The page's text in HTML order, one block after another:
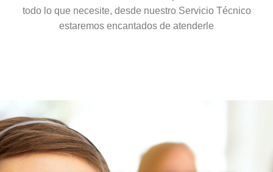
todo lo que necesite, desde nuestro Servicio Técnico
estaremos encantados de atenderle